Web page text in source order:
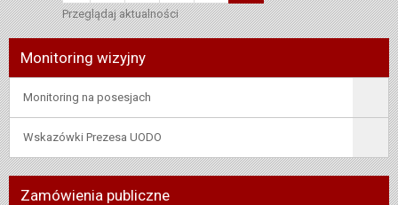
Przeglądaj aktualności
Monitoring wizyjny
Monitoring na posesjach
Wskazówki Prezesa UODO
Zamówienia publiczne